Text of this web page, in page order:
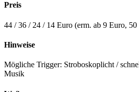
Preis
44 / 36 / 24 / 14 Euro (erm. ab 9 Euro,
Hinweise
Mögliche Trigger: Stroboskoplicht /
Musik